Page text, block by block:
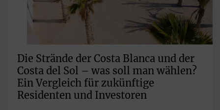
Die Strände der Costa Blanca und der
Costa del Sol – was soll man wählen?
Ein Vergleich für zukünftige
Residenten und Investoren